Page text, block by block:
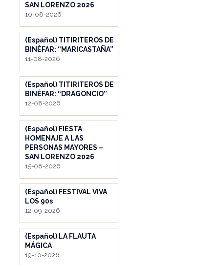
SAN LORENZO 2026
10-08-2026
(Español) TITIRITEROS DE
BINÉFAR: “MARICASTAÑA”
11-08-2026
(Español) TITIRITEROS DE
BINÉFAR: “DRAGONCIO”
12-08-2026
(Español) FIESTA
HOMENAJE A LAS
PERSONAS MAYORES –
SAN LORENZO 2026
15-08-2026
(Español) FESTIVAL VIVA
LOS 90s
12-09-2026
(Español) LA FLAUTA
MÁGICA
19-10-2026